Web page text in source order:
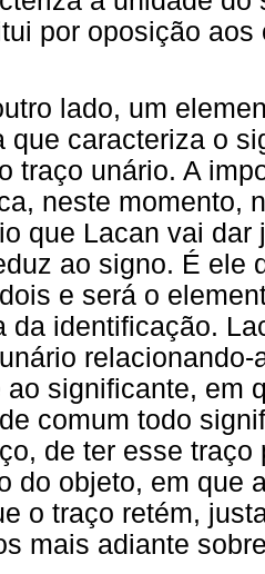
por oposição
lado, um
que caracteriza o
traço unário. A
neste momento,
que Lacan vai
ao signo. É ele
e será o
da identificação.
ao significante, em
comum todo
de ter esse
do objeto, em que
o traço retém,
mais adiante